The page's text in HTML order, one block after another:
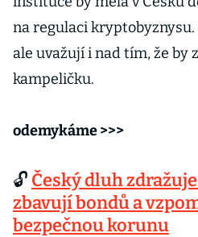
na regulaci
ale uvažují i nad tím, že by
kampeličku.
odemykáme >>>
🔓 Český dluh
zbavují bondů a
bezpečnou korunu